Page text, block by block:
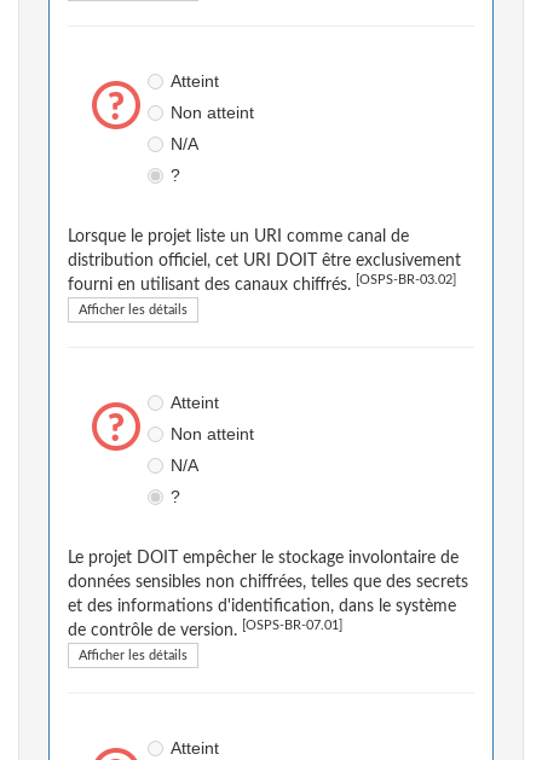
Atteint
Non atteint
N/A
?
Lorsque le projet liste un URI comme canal de
distribution officiel, cet URI DOIT être exclusivement
fourni en utilisant des canaux chiffrés.
[OSPS-BR-03.02]
Afficher les détails
Atteint
Non atteint
N/A
?
Le projet DOIT empêcher le stockage involontaire de
données sensibles non chiffrées, telles que des secrets
et des informations d'identification, dans le système
de contrôle de version.
[OSPS-BR-07.01]
Afficher les détails
Atteint